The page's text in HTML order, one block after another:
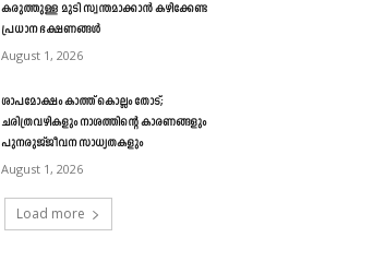
കരുത്തുള്ള മുടി സ്വന്തമാക്കാൻ കഴിക്കേണ്ട
പ്രധാന ഭക്ഷണങ്ങൾ
August 1, 2026
ശാപമോക്ഷം കാത്ത് കൊല്ലം തോട്;
ചരിത്രവഴികളും നാശത്തിന്റെ കാരണങ്ങളും
പുനരുജ്ജീവന സാധ്യതകളും
August 1, 2026
Load more